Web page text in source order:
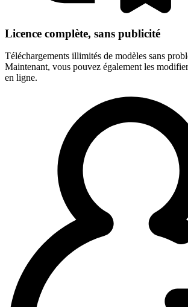
Licence complète, sans publicité
Téléchargements illimités de modèles sans
Maintenant, vous pouvez également les
en ligne.